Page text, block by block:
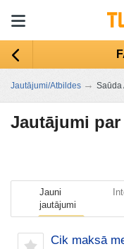
Jautājumi/Atbildes → Saūda
Jautājumi par
Jauni
jautājumi
Cik maksā